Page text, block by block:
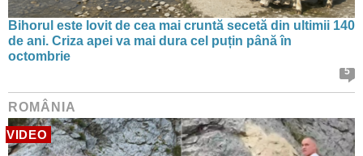
Bihorul este lovit de cea mai cruntă secetă din ultimii 140
de ani. Criza apei va mai dura cel puțin până în
octombrie
5
ROMÂNIA
VIDEO